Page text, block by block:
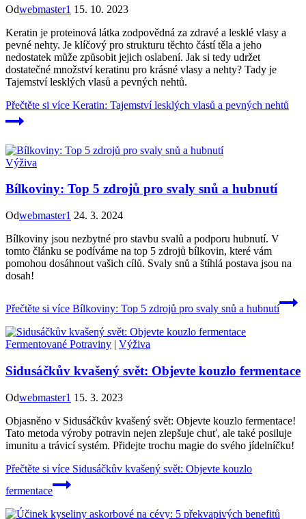
Odwebmaster1 15. 10. 2023
Keratin je proteinová látka zodpovědná za zdravé a lesklé vlasy a
pevné nehty. Je klíčový pro strukturu těchto částí těla a jeho
nedostatek může způsobit jejich oslabení. Jak si tedy udržet
dostatečné množství keratinu pro krásné vlasy a nehty? Tady je
Tajemství lesklých vlasů a pevných nehtů.
Přečtěte si více Keratin: Tajemství lesklých vlasů a pevných nehtů
Výživa
Bílkoviny: Top 5 zdrojů pro svaly snů a hubnutí
Odwebmaster1 24. 3. 2024
Bílkoviny jsou nezbytné pro stavbu svalů a podporu hubnutí. V
tomto článku se podíváme na top 5 zdrojů bílkovin, které vám
pomohou dosáhnout vašich cílů. Svaly snů a štíhlá postava jsou na
dosah!
Přečtěte si více Bílkoviny: Top 5 zdrojů pro svaly snů a hubnutí
Fermentované Potraviny | Výživa
Sidusáčkův kvašený svět: Objevte kouzlo fermentace
Odwebmaster1 15. 3. 2023
Objasněno v Sidusáčkův kvašený svět: Objevte kouzlo fermentace!
Tato metoda výroby potravin nejen zlepšuje chuť, ale také posiluje
imunitu a trávicí systém. Přidejte trochu magie do svého jídelníčku!
Přečtěte si více Sidusáčkův kvašený svět: Objevte kouzlo
fermentace